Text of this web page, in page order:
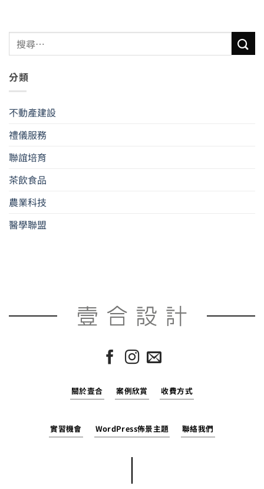
分類
不動產建設
禮儀服務
聯誼培育
茶飲食品
農業科技
醫學聯盟
關於壹合 案例欣賞 收費方式
實習機會 WordPress佈景主題 聯絡我們